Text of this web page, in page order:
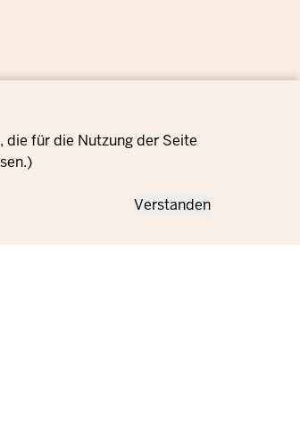
die für die Nutzung der Seite
Verstanden